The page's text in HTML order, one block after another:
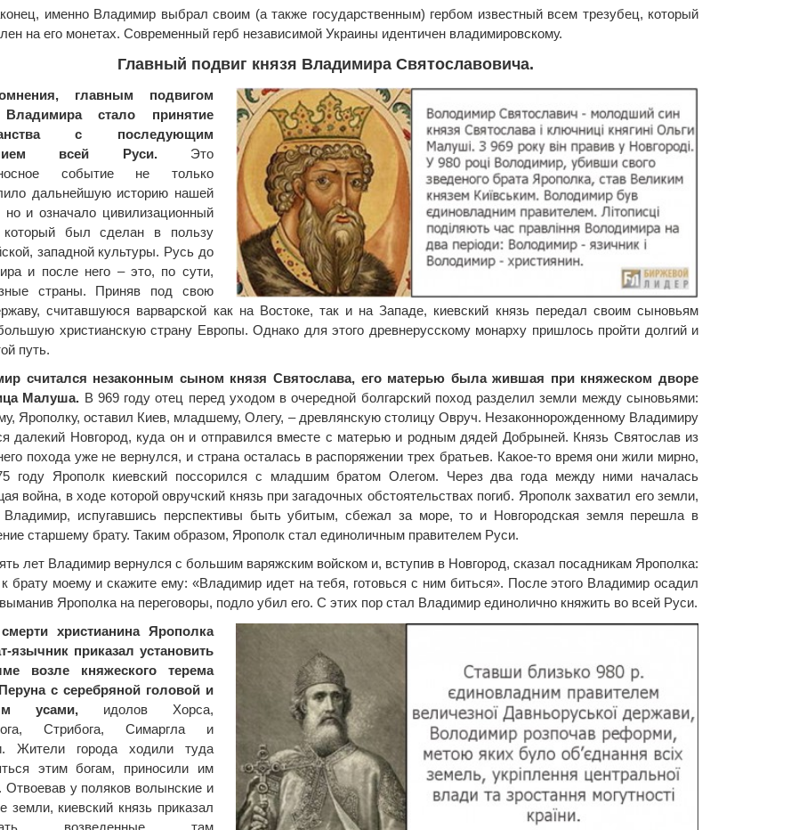
именно Владимир выбрал своим (а также государственным) гербом известный всем трезубец, который
на его монетах. Современный герб независимой Украины идентичен владимировскому.
Главный подвиг князя Владимира Святославовича.
главным подвигом
стало принятие
с последующим
всей Руси.Это
событие не только
дальнейшую историю нашей
но и означало цивилизационный
был сделан в пользу
западной культуры. Русь до
и после него – это, по сути,
страны. Приняв под свою
считавшуюся варварской как на Востоке, так и на Западе, киевский князь передал своим сыновьям
христианскую страну Европы. Однако для этого древнерусскому монарху пришлось пройти долгий и
путь.
считался незаконным сыном князя Святослава, его матерью была жившая при княжеском дворе
Малуша. В 969 году отец перед уходом в очередной болгарский поход разделил земли между сыновьями:
Ярополку, оставил Киев, младшему, Олегу, – древлянскую столицу Овруч. Незаконнорожденному Владимиру
далекий Новгород, куда он и отправился вместе с матерью и родным дядей Добрыней. Князь Святослав из
похода уже не вернулся, и страна осталась в распоряжении трех братьев. Какое-то время они жили мирно,
году Ярополк киевский поссорился с младшим братом Олегом. Через два года между ними началась
война, в ходе которой овручский князь при загадочных обстоятельствах погиб. Ярополк захватил его земли,
Владимир, испугавшись перспективы быть убитым, сбежал за море, то и Новгородская земля перешла в
старшему брату. Таким образом, Ярополк стал единоличным правителем Руси.
лет Владимир вернулся с большим варяжским войском и, вступив в Новгород, сказал посадникам Ярополка:
брату моему и скажите ему: «Владимир идет на тебя, готовься с ним биться». После этого Владимир осадил
Ярополка на переговоры, подло убил его. С этих пор стал Владимир единолично княжить во всей Руси.
христианина Ярополка
язычник приказал установить
возле княжеского терема
с серебряной головой и
усами,идолов Хорса,
Стрибога, Симаргла и
Жители города ходили туда
этим богам, приносили им
Отвоевав у поляков волынские и
земли, киевский князь приказал
возведенные там